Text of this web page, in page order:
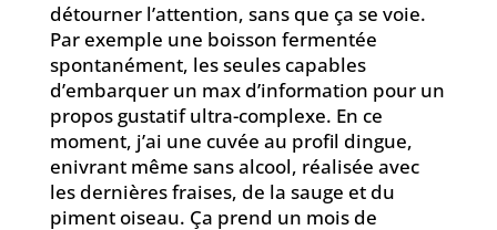
détourner l’attention, sans que ça se voie.
Par exemple une boisson fermentée
spontanément, les seules capables
d’embarquer un max d’information pour un
propos gustatif ultra-complexe. En ce
moment, j’ai une cuvée au profil dingue,
enivrant même sans alcool, réalisée avec
les dernières fraises, de la sauge et du
piment oiseau. Ça prend un mois de